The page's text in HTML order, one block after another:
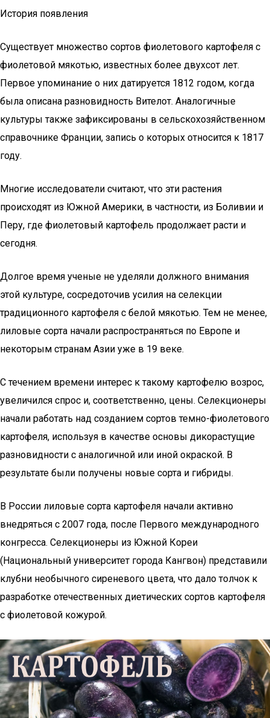
История появления
Существует множество сортов фиолетового картофеля с
фиолетовой мякотью, известных более двухсот лет.
Первое упоминание о них датируется 1812 годом, когда
была описана разновидность Вителот. Аналогичные
культуры также зафиксированы в сельскохозяйственном
справочнике Франции, запись о которых относится к 1817
году.
Многие исследователи считают, что эти растения
происходят из Южной Америки, в частности, из Боливии и
Перу, где фиолетовый картофель продолжает расти и
сегодня.
Долгое время ученые не уделяли должного внимания
этой культуре, сосредоточив усилия на селекции
традиционного картофеля с белой мякотью. Тем не менее,
лиловые сорта начали распространяться по Европе и
некоторым странам Азии уже в 19 веке.
С течением времени интерес к такому картофелю возрос,
увеличился спрос и, соответственно, цены. Селекционеры
начали работать над созданием сортов темно-фиолетового
картофеля, используя в качестве основы дикорастущие
разновидности с аналогичной или иной окраской. В
результате были получены новые сорта и гибриды.
В России лиловые сорта картофеля начали активно
внедряться с 2007 года, после Первого международного
конгресса. Селекционеры из Южной Кореи
(Национальный университет города Кангвон) представили
клубни необычного сиреневого цвета, что дало толчок к
разработке отечественных диетических сортов картофеля
с фиолетовой кожурой.